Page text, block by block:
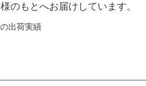
のもとへお届けしています。
出荷実績